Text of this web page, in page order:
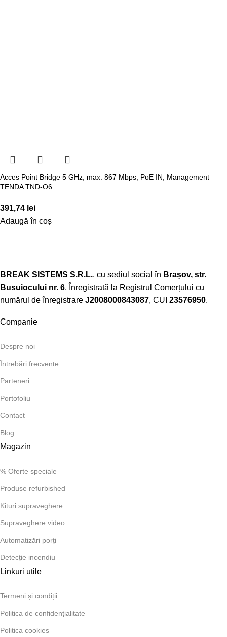
Acces Point Bridge 5 GHz, max. 867 Mbps, PoE IN, Management –
TENDA TND-O6
391,74 lei
Adaugă în coș
BREAK SISTEMS S.R.L., cu sediul social în Brașov, str.
Busuiocului nr. 6. Înregistrată la Registrul Comerțului cu
numărul de înregistrare J2008000843087, CUI 23576950.​
Companie
Despre noi
Întrebări frecvente
Parteneri
Portofoliu
Contact
Blog
Magazin
% Oferte speciale
Produse refurbished
Kituri supraveghere
Supraveghere video
Automatizări porți
Detecție incendiu
Linkuri utile
Termeni și condiții
Politica de confidențialitate
Politica cookies